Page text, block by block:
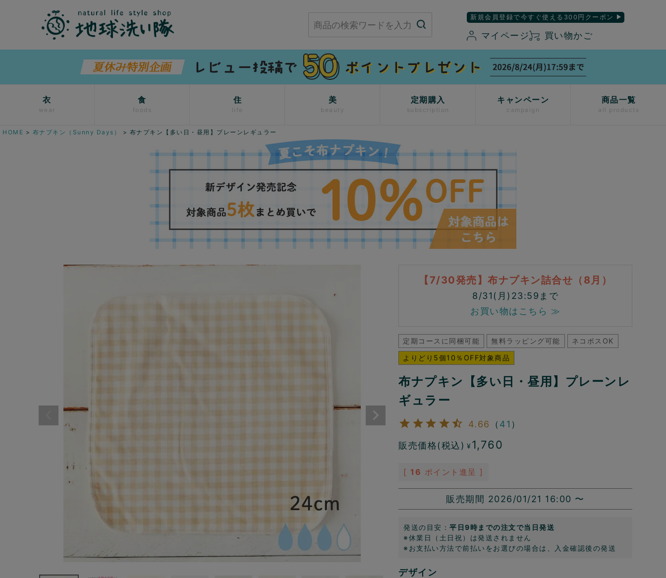
新規会員登録で今すぐ使える300円クーポン
マイページ 買い物かご
衣
wear
食
foods
住
life
美
beauty
定期購入
subscription
キャンペーン
campaign
商品一覧
all products
HOME 布ナプキン（Sunny Days） 布ナプキン【多い日・昼用】プレーンレギュラー
【7/30発売】布ナプキン詰合せ（8月）
8/31(月)23:59まで
お買い物はこちら ≫
定期コースに同梱可能 無料ラッピング可能
ネコポスOK
よりどり5個10％OFF対象商品
布ナプキン【多い日・昼用】プレーンレ
ギュラー
4.66 （ 41 ）
販売価格(税込) ¥ 1,760
[ 16 ポイント進呈 ]
販売期間 2026/01/21 16:00 〜
発送の目安： 平日9時までの注文で当日発送
※休業日（土日祝）は発送されません
※お支払い方法で前払いをお選びの場合は、入金確認後の発送
デザイン